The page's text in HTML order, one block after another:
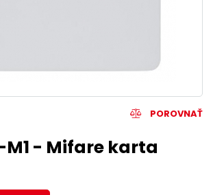
POROVNAŤ
M1 - Mifare karta